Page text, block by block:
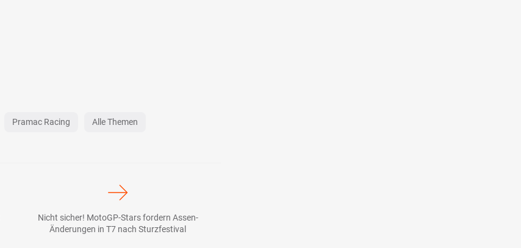
Pramac Racing Alle Themen
Nicht sicher! MotoGP-Stars fordern Assen-
Änderungen in T7 nach Sturzfestival